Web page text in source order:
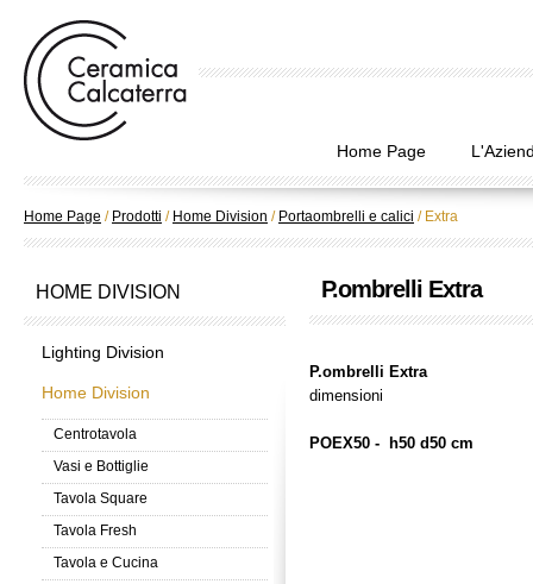
Home Page
Home Page / Prodotti / Home Division / Portaombrelli e calici /Extra
HOME DIVISION
Lighting Division
Home Division
Centrotavola
Vasi e Bottiglie
Tavola Square
Tavola Fresh
Tavola e Cucina
P.ombrelli Extra
P.ombrelli Extra
dimensioni
POEX50 - h50 d50 cm